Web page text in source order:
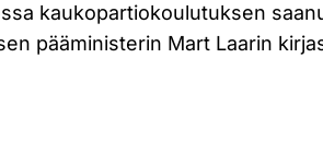
kaukopartiokoulutuksen
pääministerin Mart Laarin